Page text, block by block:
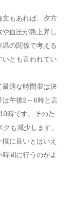
もあれば、夕方
血圧が急上昇し
の関係で考える
とも言われてい
適な時間帯は決
は午後2～6時と言
時です。そのた
も減少します。
に良いとはいえ
間に行うのがよ